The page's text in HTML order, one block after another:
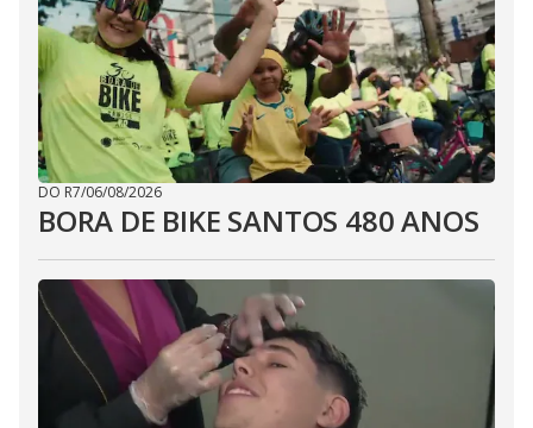
DO R7/06/08/2026
BORA DE BIKE SANTOS 480 ANOS